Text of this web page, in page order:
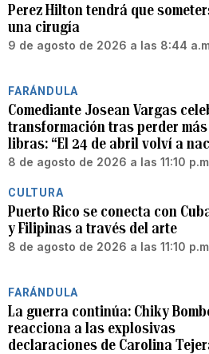
Perez Hilton tendrá que
una cirugía
9 de agosto de 2026 a las 8:44
FARÁNDULA
Comediante Josean Vargas
transformación tras perder
libras: “El 24 de abril volví a
8 de agosto de 2026 a las 11:10
CULTURA
Puerto Rico se conecta con
y Filipinas a través del arte
8 de agosto de 2026 a las 11:10
FARÁNDULA
La guerra continúa: Chiky
reacciona a las explosivas
declaraciones de Carolina